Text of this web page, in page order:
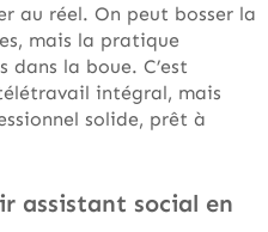
au réel. On peut bosser la
mais la pratique
dans la boue. C’est
intégral, mais
solide, prêt à
assistant social en